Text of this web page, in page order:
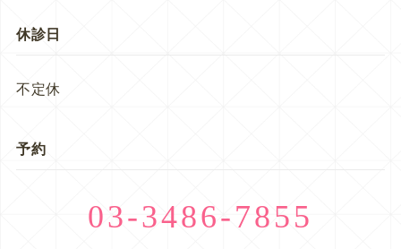
休診日
不定休
予約
03-3486-7855